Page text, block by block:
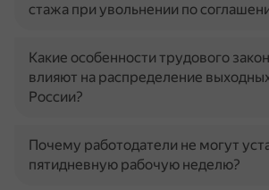
стажа при увольнении по
Какие особенности трудового
влияют на распределение
России?
Почему работодатели не могут
пятидневную рабочую неделю?